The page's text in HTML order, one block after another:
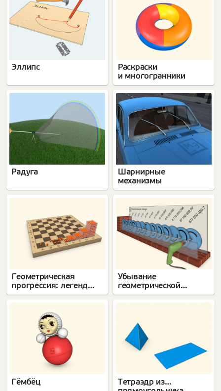
Эллипс
Раскраски
и многогранники
Радуга
Шарнирные
механизмы
Геометрическая
прогрессия: легенда
о шахматах
Убывание
геометрической
прогрессии
Гёмбёц
Тетраэдр из…